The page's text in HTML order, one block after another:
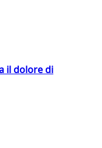
il dolore di